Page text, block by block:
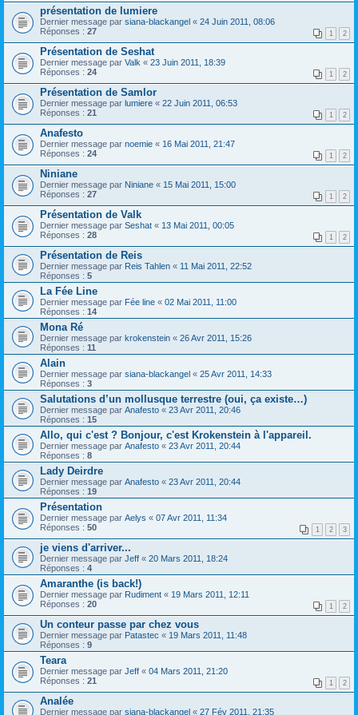
présentation de lumiere
Dernier message par siana-blackangel « 24 Juin 2011, 08:06
Réponses : 27 1 2
Présentation de Seshat
Dernier message par Valk « 23 Juin 2011, 18:39
Réponses : 24 1 2
Présentation de Samlor
Dernier message par lumiere « 22 Juin 2011, 06:53
Réponses : 21 1 2
Anafesto
Dernier message par noemie « 16 Mai 2011, 21:47
Réponses : 24 1 2
Niniane
Dernier message par Niniane « 15 Mai 2011, 15:00
Réponses : 27 1 2
Présentation de Valk
Dernier message par Seshat « 13 Mai 2011, 00:05
Réponses : 28 1 2
Présentation de Reis
Dernier message par Reis Tahlen « 11 Mai 2011, 22:52
Réponses : 5
La Fée Line
Dernier message par Fée line « 02 Mai 2011, 11:00
Réponses : 14
Mona Ré
Dernier message par krokenstein « 26 Avr 2011, 15:26
Réponses : 11
Alain
Dernier message par siana-blackangel « 25 Avr 2011, 14:33
Réponses : 3
Salutations d’un mollusque terrestre (oui, ça existe…)
Dernier message par Anafesto « 23 Avr 2011, 20:46
Réponses : 15
Allo, qui c'est ? Bonjour, c'est Krokenstein à l'appareil.
Dernier message par Anafesto « 23 Avr 2011, 20:44
Réponses : 8
Lady Deirdre
Dernier message par Anafesto « 23 Avr 2011, 20:44
Réponses : 19
Présentation
Dernier message par Aelys « 07 Avr 2011, 11:34
Réponses : 50 1 2 3
je viens d'arriver...
Dernier message par Jeff « 20 Mars 2011, 18:24
Réponses : 4
Amaranthe (is back!)
Dernier message par Rudiment « 19 Mars 2011, 12:11
Réponses : 20 1 2
Un conteur passe par chez vous
Dernier message par Patastec « 19 Mars 2011, 11:48
Réponses : 9
Teara
Dernier message par Jeff « 04 Mars 2011, 21:20
Réponses : 21 1 2
Analée
Dernier message par siana-blackangel « 27 Fév 2011, 21:35